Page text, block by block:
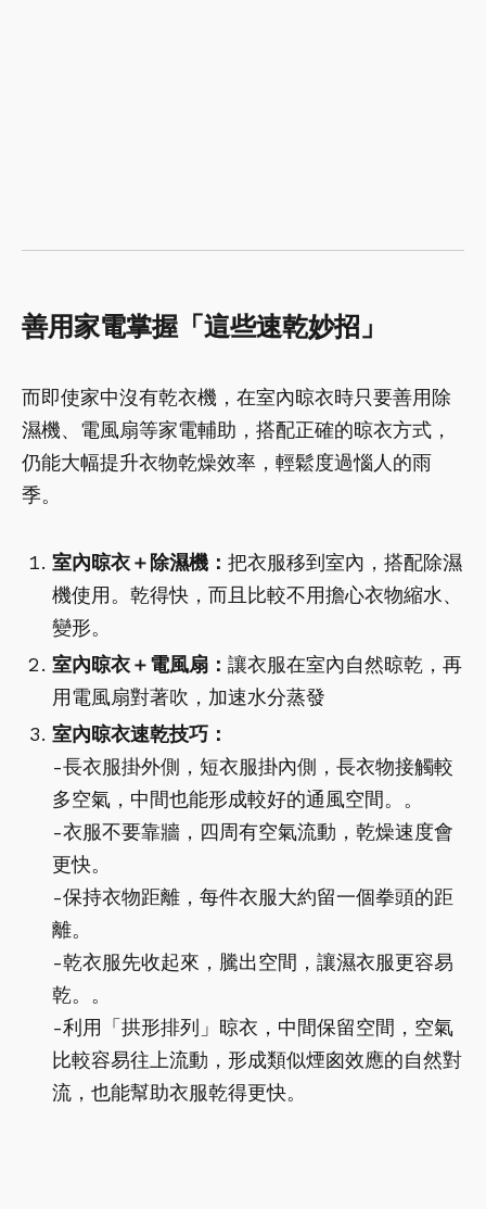
善用家電掌握「這些速乾妙招」
而即使家中沒有乾衣機，在室內晾衣時只要善用除
濕機、電風扇等家電輔助，搭配正確的晾衣方式，
仍能大幅提升衣物乾燥效率，輕鬆度過惱人的雨
季。
室內晾衣＋除濕機： 把衣服移到室內，搭配除濕
機使用。乾得快，而且比較不用擔心衣物縮水、
變形。
室內晾衣＋電風扇： 讓衣服在室內自然晾乾，再
用電風扇對著吹，加速水分蒸發
室內晾衣速乾技巧：
-長衣服掛外側，短衣服掛內側，長衣物接觸較
多空氣，中間也能形成較好的通風空間。。
-衣服不要靠牆，四周有空氣流動，乾燥速度會
更快。
-保持衣物距離，每件衣服大約留一個拳頭的距
離。
-乾衣服先收起來，騰出空間，讓濕衣服更容易
乾。。
-利用「拱形排列」晾衣，中間保留空間，空氣
比較容易往上流動，形成類似煙囪效應的自然對
流，也能幫助衣服乾得更快。